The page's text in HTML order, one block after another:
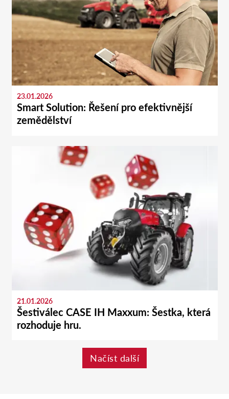
23.01.2026
Smart Solution: Řešení pro efektivnější
zemědělství
21.01.2026
Šestiválec CASE IH Maxxum: Šestka, která
rozhoduje hru.
Načíst další